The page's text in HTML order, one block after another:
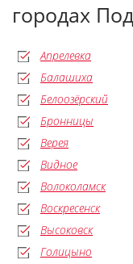
городах
Апрелевка
Балашиха
Белоозёрский
Бронницы
Верея
Видное
Волоколамск
Воскресенск
Высоковск
Голицыно